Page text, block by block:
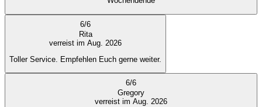
6/6
Rita
verreist im Aug. 2026
Toller Service. Empfehlen Euch gerne weiter.
6/6
Gregory
verreist im Aug. 2026